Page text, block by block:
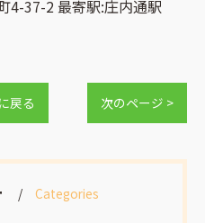
4-37-2 最寄駅:庄内通駅
戻る 次のページ >
Categories